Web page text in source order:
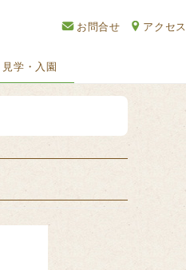
お問合せ アクセス
見学・入園